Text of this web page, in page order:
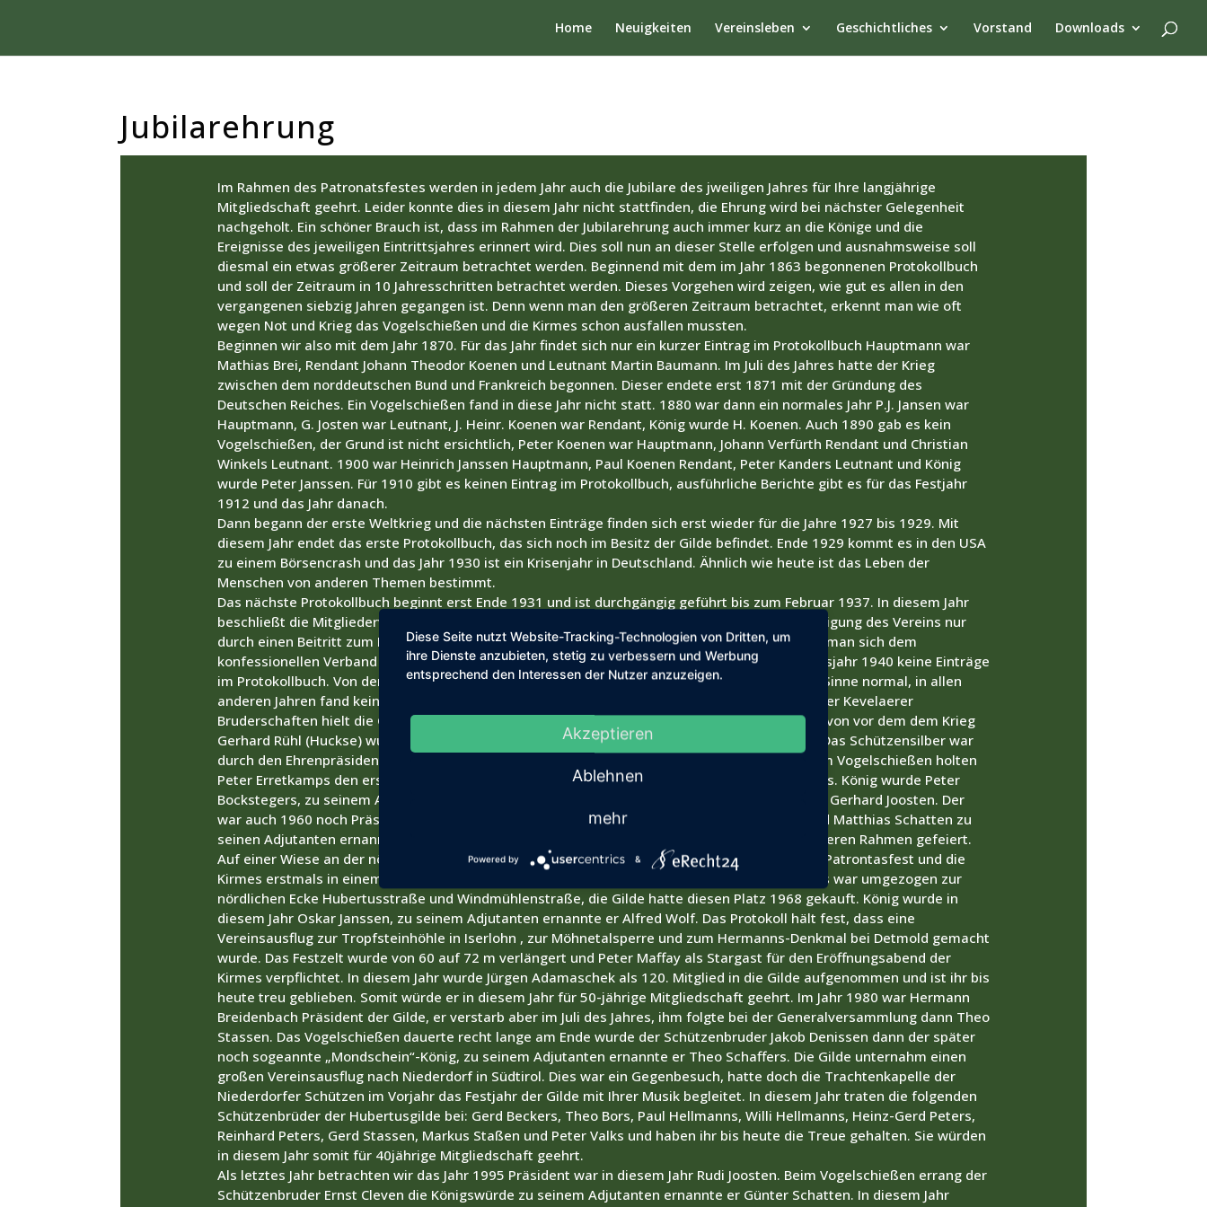
Home Neuigkeiten Vereinsleben Geschichtliches Vorstand Downloads
Jubilarehrung
Im Rahmen des Patronatsfestes werden in jedem Jahr auch die Jubilare des jweiligen Jahres für Ihre langjährige
Mitgliedschaft geehrt. Leider konnte dies in diesem Jahr nicht stattfinden, die Ehrung wird bei nächster Gelegenheit
nachgeholt. Ein schöner Brauch ist, dass im Rahmen der Jubilarehrung auch immer kurz an die Könige und die
Ereignisse des jeweiligen Eintrittsjahres erinnert wird. Dies soll nun an dieser Stelle erfolgen und ausnahmsweise soll
diesmal ein etwas größerer Zeitraum betrachtet werden. Beginnend mit dem im Jahr 1863 begonnenen Protokollbuch
und soll der Zeitraum in 10 Jahresschritten betrachtet werden. Dieses Vorgehen wird zeigen, wie gut es allen in den
vergangenen siebzig Jahren gegangen ist. Denn wenn man den größeren Zeitraum betrachtet, erkennt man wie oft
wegen Not und Krieg das Vogelschießen und die Kirmes schon ausfallen mussten.
Beginnen wir also mit dem Jahr 1870. Für das Jahr findet sich nur ein kurzer Eintrag im Protokollbuch Hauptmann war
Mathias Brei, Rendant Johann Theodor Koenen und Leutnant Martin Baumann. Im Juli des Jahres hatte der Krieg
zwischen dem norddeutschen Bund und Frankreich begonnen. Dieser endete erst 1871 mit der Gründung des
Deutschen Reiches. Ein Vogelschießen fand in diese Jahr nicht statt. 1880 war dann ein normales Jahr P.J. Jansen war
Hauptmann, G. Josten war Leutnant, J. Heinr. Koenen war Rendant, König wurde H. Koenen. Auch 1890 gab es kein
Vogelschießen, der Grund ist nicht ersichtlich, Peter Koenen war Hauptmann, Johann Verfürth Rendant und Christian
Winkels Leutnant. 1900 war Heinrich Janssen Hauptmann, Paul Koenen Rendant, Peter Kanders Leutnant und König
wurde Peter Janssen. Für 1910 gibt es keinen Eintrag im Protokollbuch, ausführliche Berichte gibt es für das Festjahr
1912 und das Jahr danach.
Dann begann der erste Weltkrieg und die nächsten Einträge finden sich erst wieder für die Jahre 1927 bis 1929. Mit
diesem Jahr endet das erste Protokollbuch, das sich noch im Besitz der Gilde befindet. Ende 1929 kommt es in den USA
zu einem Börsencrash und das Jahr 1930 ist ein Krisenjahr in Deutschland. Ähnlich wie heute ist das Leben der
Menschen von anderen Themen bestimmt.
Das nächste Protokollbuch beginnt erst Ende 1931 und ist durchgängig geführt bis zum Februar 1937. In diesem Jahr
beschließt die Mitgliederversammlung das Vereinsleben ruhen zu lassen, da ein weitere Betätigung des Vereins nur
durch einen Beitritt zum Deutschen Schützenbund möglich wäre und das wollte man nicht, da man sich dem
konfessionellen Verband mehr verbunden fühlte. Dementsprechend gibt es auch für das Kriegsjahr 1940 keine Einträge
im Protokollbuch. Von den 8 Jahren, die wir nun betrachtet haben, waren nur zwei in unserem Sinne normal, in allen
anderen Jahren fand kein Vogelschießen statt. Dies begann dann erst wieder 1950. Als erste der Kevelaerer
Bruderschaften hielt die Gilde 1950 wieder ein Preis- und Königsschießen ab. Der letzte König von vor dem dem Krieg
Gerhard Rühl (Huckse) wurde vom Festzug abgeholt und mit einen Fahnenschwenken geehrt. Das Schützensilber war
durch den Ehrenpräsidenten Peter Esser im Krieg versteckt und so gerettet worden. Bei diesem Vogelschießen holten
Peter Erretkamps den ersten, Josef Küppen den zweiten und Gerhard Spolders den dritten Preis. König wurde Peter
Bockstegers, zu seinem Adjutanten ernannte er Johann Spolders. Präsident war in diesem Jahr Gerhard Joosten. Der
war auch 1960 noch Präsident als beim Vogelschießen Hermann Breidenbach König wurde und Matthias Schatten zu
seinen Adjutanten ernannte. Erstmals wurde die Hubertuskirmes in diesem Jahr in einem größeren Rahmen gefeiert.
Auf einer Wiese an der nördlichen Ecke von Hubertusstraße und Wissenscher Weg wurde das Patrontasfest und die
Kirmes erstmals in einem Festzelt gefeiert. 1970 war Willy Rühl Präsident der Gilde. Die Kirmes war umgezogen zur
nördlichen Ecke Hubertusstraße und Windmühlenstraße, die Gilde hatte diesen Platz 1968 gekauft. König wurde in
diesem Jahr Oskar Janssen, zu seinem Adjutanten ernannte er Alfred Wolf. Das Protokoll hält fest, dass eine
Vereinsausflug zur Tropfsteinhöhle in Iserlohn , zur Möhnetalsperre und zum Hermanns-Denkmal bei Detmold gemacht
wurde. Das Festzelt wurde von 60 auf 72 m verlängert und Peter Maffay als Stargast für den Eröffnungsabend der
Kirmes verpflichtet. In diesem Jahr wurde Jürgen Adamaschek als 120. Mitglied in die Gilde aufgenommen und ist ihr bis
heute treu geblieben. Somit würde er in diesem Jahr für 50-jährige Mitgliedschaft geehrt. Im Jahr 1980 war Hermann
Breidenbach Präsident der Gilde, er verstarb aber im Juli des Jahres, ihm folgte bei der Generalversammlung dann Theo
Stassen. Das Vogelschießen dauerte recht lange am Ende wurde der Schützenbruder Jakob Denissen dann der später
noch sogeannte „Mondschein“-König, zu seinem Adjutanten ernannte er Theo Schaffers. Die Gilde unternahm einen
großen Vereinsausflug nach Niederdorf in Südtirol. Dies war ein Gegenbesuch, hatte doch die Trachtenkapelle der
Niederdorfer Schützen im Vorjahr das Festjahr der Gilde mit Ihrer Musik begleitet. In diesem Jahr traten die folgenden
Schützenbrüder der Hubertusgilde bei: Gerd Beckers, Theo Bors, Paul Hellmanns, Willi Hellmanns, Heinz-Gerd Peters,
Reinhard Peters, Gerd Stassen, Markus Staßen und Peter Valks und haben ihr bis heute die Treue gehalten. Sie würden
in diesem Jahr somit für 40jährige Mitgliedschaft geehrt.
Als letztes Jahr betrachten wir das Jahr 1995 Präsident war in diesem Jahr Rudi Joosten. Beim Vogelschießen errang der
Schützenbruder Ernst Cleven die Königswürde zu seinem Adjutanten ernannte er Günter Schatten. In diesem Jahr
Diese Seite nutzt Website-Tracking-Technologien von Dritten, um
ihre Dienste anzubieten, stetig zu verbessern und Werbung
entsprechend den Interessen der Nutzer anzuzeigen.
Akzeptieren
Ablehnen
mehr
Powered by &